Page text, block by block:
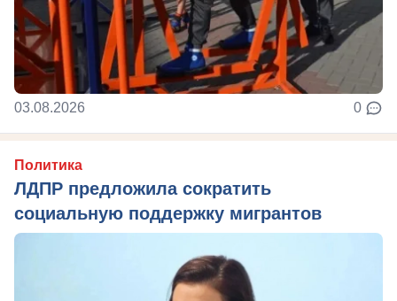
03.08.2026 0
Политика
ЛДПР предложила сократить
социальную поддержку мигрантов